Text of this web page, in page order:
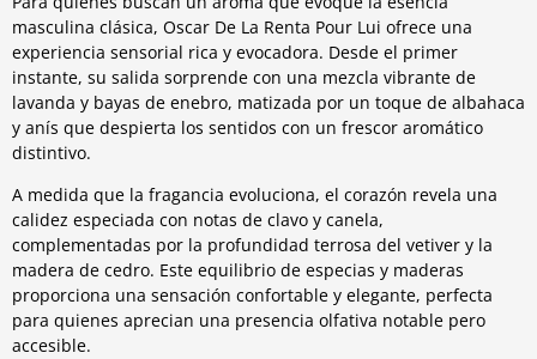
masculina clásica, Oscar De La Renta Pour Lui ofrece una
experiencia sensorial rica y evocadora. Desde el primer
instante, su salida sorprende con una mezcla vibrante de
lavanda y bayas de enebro, matizada por un toque de albahaca
y anís que despierta los sentidos con un frescor aromático
distintivo.
A medida que la fragancia evoluciona, el corazón revela una
calidez especiada con notas de clavo y canela,
complementadas por la profundidad terrosa del vetiver y la
madera de cedro. Este equilibrio de especias y maderas
proporciona una sensación confortable y elegante, perfecta
para quienes aprecian una presencia olfativa notable pero
accesible.